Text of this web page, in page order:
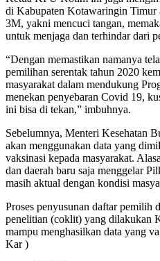
di Kabupaten Kotawaringin Timur
3M, yakni mencuci tangan,
untuk menjaga dan terhindar dari
“Dengan memastikan namanya
pemilihan serentak tahun 2020
masyarakat dalam mendukung
menekan penyebaran Covid 19,
ini bisa di tekan,” imbuhnya.
Sebelumnya, Menteri Kesehatan
akan menggunakan data yang
vaksinasi kepada masyarakat.
dan daerah baru saja menggelar
masih aktual dengan kondisi
Proses penyusunan daftar pemilih
penelitian (coklit) yang dilakukan
mampu menghasilkan data yang
Kar )